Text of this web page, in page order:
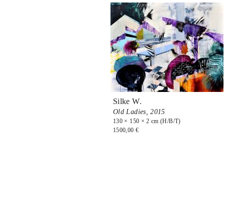
Silke W.
Old Ladies,2015
130 × 150 × 2 cm (H/B/T)
1500,00 €